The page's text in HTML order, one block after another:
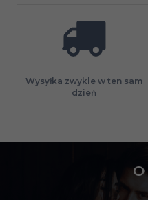
Wysyłka zwykle w ten sam
dzień